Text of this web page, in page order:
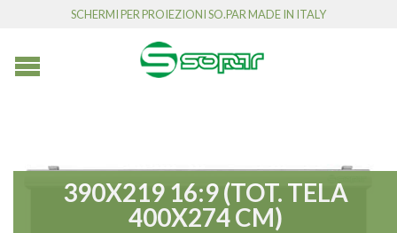
SCHERMI PER PROIEZIONI SO.PAR MADE IN ITALY
390X219 16:9 (TOT. TELA
400X274 CM)